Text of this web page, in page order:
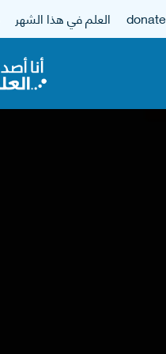
العلم في هذا الشهر